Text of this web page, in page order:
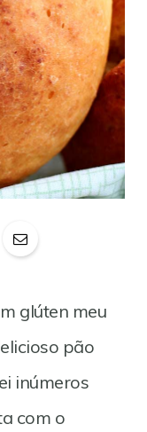
glúten meu
pão
inúmeros
com o